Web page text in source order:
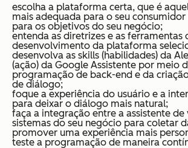
escolha a plataforma certa, que é
mais adequada para o seu
para os objetivos do seu negócio;
entenda as diretrizes e as ferramentas
desenvolvimento da plataforma
desenvolva as skills (habilidades) da
(ação) da Google Assistente por meio
programação de back-end e da
de diálogo;
foque a experiência do usuário e a
para deixar o diálogo mais natural;
faça a integração entre a assistente
sistemas do seu negócio para coletar
promover uma experiência mais
teste a programação de maneira